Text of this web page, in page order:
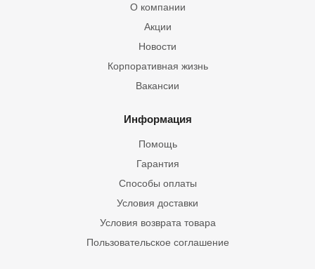
О компании
Акции
Новости
Корпоративная жизнь
Вакансии
Информация
Помощь
Гарантия
Способы оплаты
Условия доставки
Условия возврата товара
Пользовательское соглашение